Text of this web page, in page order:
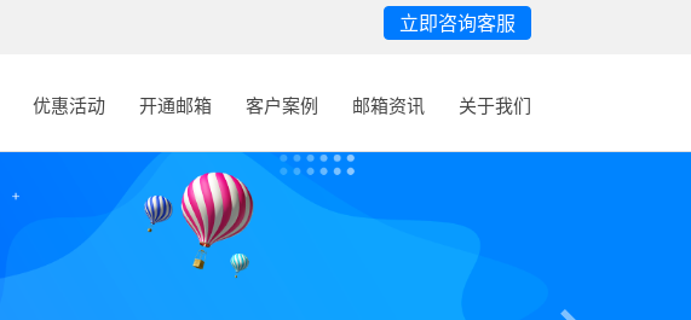
立即咨询客服
优惠活动 开通邮箱 客户案例 邮箱资讯 关于我们